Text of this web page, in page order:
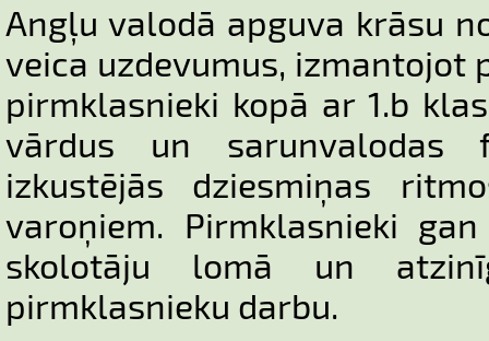
Angļu valodā apguva krāsu
veica uzdevumus, izmantojot
pirmklasnieki kopā ar 1.b
vārdus un sarunvalodas
izkustējās dziesmiņas
varoņiem. Pirmklasnieki
skolotāju lomā un
pirmklasnieku darbu.